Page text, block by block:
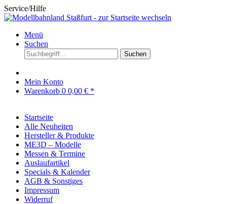
Service/Hilfe
Menü
Suchen
Suchen
Mein Konto
Warenkorb 0 0,00 € *
Startseite
Alle Neuheiten
Hersteller & Produkte
ME3D – Modelle
Messen & Termine
Auslaufartikel
Specials & Kalender
AGB & Sonstiges
Impressum
Widerruf